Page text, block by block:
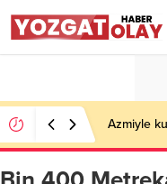
Azmiyle